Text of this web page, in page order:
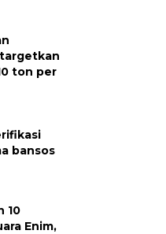
ton per
bansos
10
Enim,